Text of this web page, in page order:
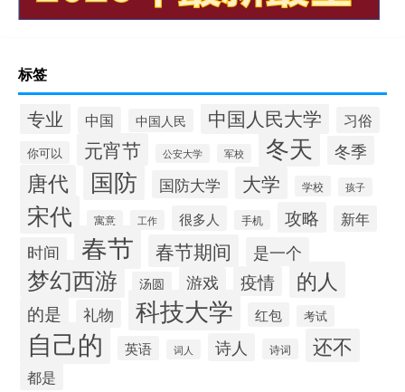
标签
专业 中国 中国人民 中国人民大学 习俗
你可以 元宵节 公安大学 军校 冬天 冬季
唐代 国防 国防大学 大学 学校 孩子
宋代 寓意 工作 很多人 手机 攻略 新年
时间 春节 春节期间 是一个
梦幻西游 汤圆 游戏 疫情 的人
的是 礼物 科技大学 红包 考试
自己的 英语 词人 诗人 诗词 还不
都是